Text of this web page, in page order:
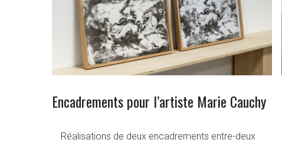
Encadrements pour l’artiste Marie Cauchy
Réalisations de deux encadrements entre-deux